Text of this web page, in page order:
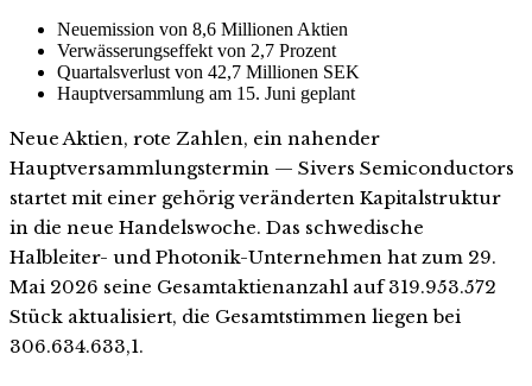
Neuemission von 8,6 Millionen Aktien
Verwässerungseffekt von 2,7 Prozent
Quartalsverlust von 42,7 Millionen SEK
Hauptversammlung am 15. Juni geplant
Neue Aktien, rote Zahlen, ein nahender
Hauptversammlungstermin — Sivers Semiconductors
startet mit einer gehörig veränderten Kapitalstruktur
in die neue Handelswoche. Das schwedische
Halbleiter- und Photonik-Unternehmen hat zum 29.
Mai 2026 seine Gesamtaktienanzahl auf 319.953.572
Stück aktualisiert, die Gesamtstimmen liegen bei
306.634.633,1.